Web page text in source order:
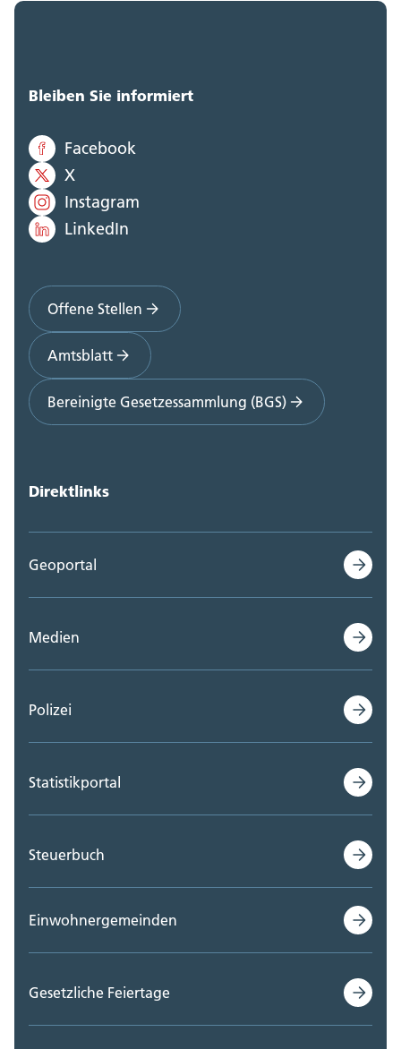
Bleiben Sie informiert
Facebook
X
Instagram
LinkedIn
Offene Stellen
Amtsblatt
Bereinigte Gesetzessammlung (BGS)
Direktlinks
Geoportal
Medien
Polizei
Statistikportal
Steuerbuch
Einwohnergemeinden
Gesetzliche Feiertage